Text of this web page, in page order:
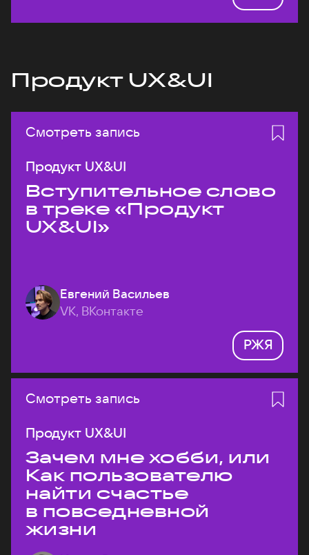
Продукт UX&UI
Смотреть запись
Продукт UX&UI
Вступительное слово
в треке «Продукт
UX&UI»
Евгений Васильев
VK, ВКонтакте
РЖЯ
Смотреть запись
Продукт UX&UI
Зачем мне хобби, или
Как пользователю
найти счастье
в повседневной
жизни